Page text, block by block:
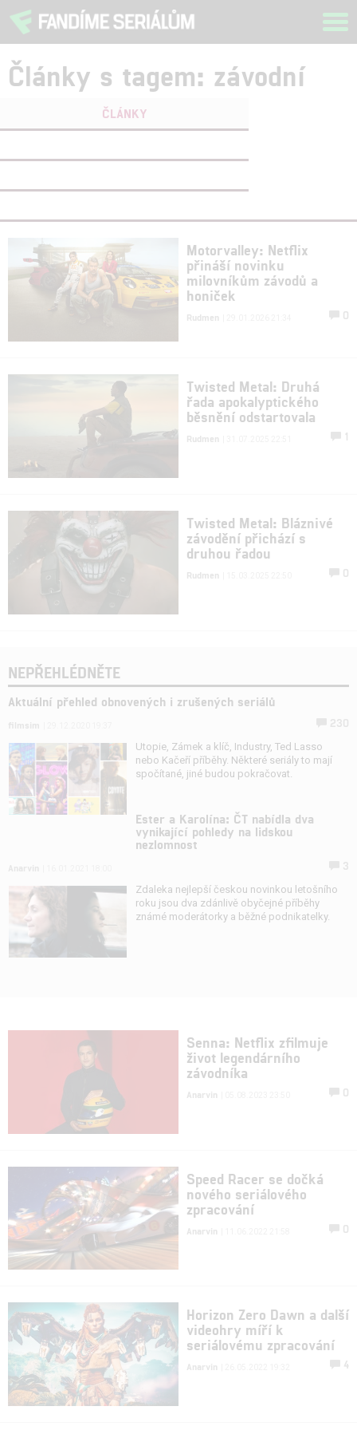
Články s tagem: závodní
ČLÁNKY
Motorvalley: Netflix
přináší novinku
milovníkům závodů a
honiček
Rudmen 0
Twisted Metal: Druhá
řada apokalyptického
běsnění odstartovala
Rudmen 1
Twisted Metal: Bláznivé
závodění přichází s
druhou řadou
Rudmen 0
NEPŘEHLÉDNĚTE
Aktuální přehled obnovených i zrušených seriálů
Utopie, Zámek a klíč, Industry, Ted Lasso
nebo Kačeří příběhy. Některé seriály to mají
spočítané, jiné budou pokračovat.
Ester a Karolína: ČT nabídla dva
vynikající pohledy na lidskou
nezlomnost
Zdaleka nejlepší českou novinkou letošního
roku jsou dva zdánlivě obyčejné příběhy
známé moderátorky a běžné podnikatelky.
Senna: Netflix zfilmuje
život legendárního
závodníka
Anarvin 0
Speed Racer se dočká
nového seriálového
zpracování
Anarvin 0
Horizon Zero Dawn a další
videohry míří k
seriálovému zpracování
Anarvin 4